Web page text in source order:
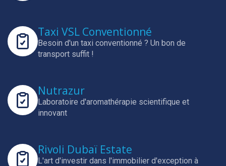
Taxi VSL Conventionné
Besoin d'un taxi conventionné ? Un bon de
transport suffit !
Nutrazur
Laboratoire d'aromathérapie scientifique et
innovant
Rivoli Dubaï Estate
L'art d'investir dans l'immobilier d'exception à